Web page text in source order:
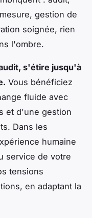
gestion de
soignée, rien
l'ombre.
s'étire jusqu'à
Vous bénéficiez
fluide avec
et d'une gestion
Dans les
humaine
service de votre
tensions
en adaptant la